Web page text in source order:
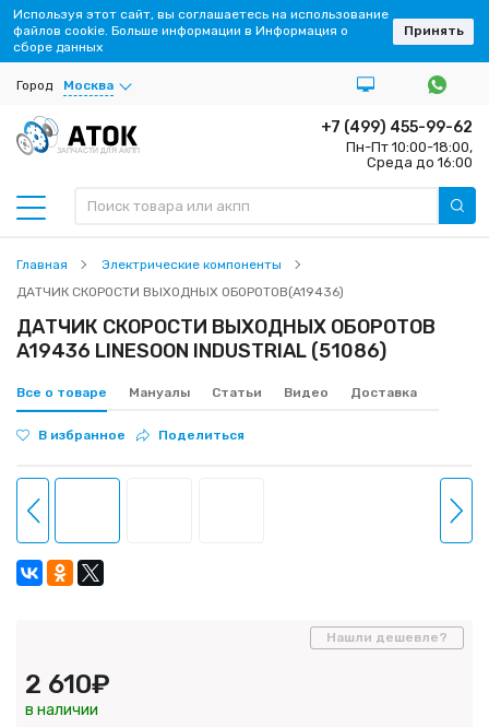
Город Москва
ЗАПЧАСТИ ДЛЯ АКПП
+7 (499) 455-99-62
Пн-Пт 10:00-18:00,
Среда до 16:00
Главная
Электрические компоненты
ДАТЧИК СКОРОСТИ ВЫХОДНЫХ ОБОРОТОВ(A19436)
ДАТЧИК СКОРОСТИ ВЫХОДНЫХ ОБОРОТОВ
A19436 LINESOON INDUSTRIAL (51086)
Все о товаре Мануалы Статьи Видео Доставка
В избранное Поделиться
2 610₽
в наличии
Нашли дешевле?
Используя этот сайт, вы соглашаетесь на использование
файлов cookie. Больше информации в Информация о
сборе данных
Принять